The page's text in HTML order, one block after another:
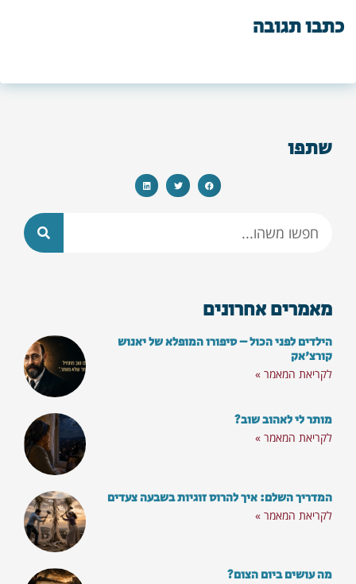
כתבו תגובה
שתפו
מאמרים אחרונים
הילדים לפני הכול – סיפורו המופלא של יאנוש
קורצ'אק
לקריאת המאמר »
מותר לי לאהוב שוב?
לקריאת המאמר »
המדריך השלם: איך להרוס זוגיות בשבעה צעדים
לקריאת המאמר »
מה עושים ביום הצום?